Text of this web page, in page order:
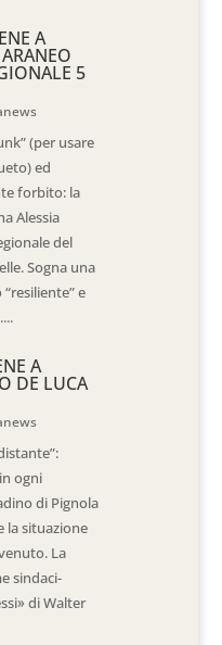
A
5
(per usare
ed
forbito: la
Alessia
del
Sogna una
e
A
DE LUCA
ogni
di Pignola
la situazione
La
sindaci-
di Walter